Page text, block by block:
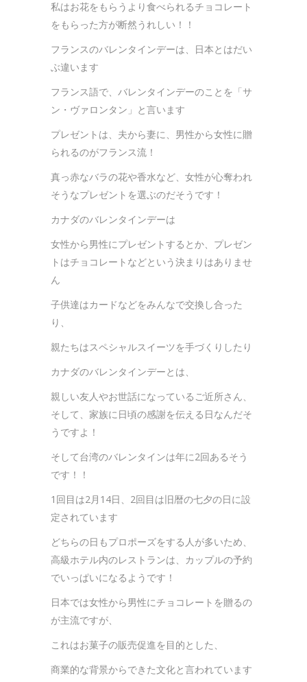
私はお花をもらうより食べられるチョコレート
をもらった方が断然うれしい！！
フランスのバレンタインデーは、日本とはだい
ぶ違います
フランス語で、バレンタインデーのことを「サ
ン・ヴァロンタン」と言います
プレゼントは、夫から妻に、男性から女性に贈
られるのがフランス流！
真っ赤なバラの花や香水など、女性が心奪われ
そうなプレゼントを選ぶのだそうです！
カナダのバレンタインデーは
女性から男性にプレゼントするとか、プレゼン
トはチョコレートなどという決まりはありませ
ん
子供達はカードなどをみんなで交換し合った
り、
親たちはスペシャルスイーツを手づくりしたり
カナダのバレンタインデーとは、
親しい友人やお世話になっているご近所さん、
そして、家族に日頃の感謝を伝える日なんだそ
うですよ！
そして台湾のバレンタインは年に2回あるそう
です！！
1回目は2月14日、2回目は旧暦の七夕の日に設
定されています
どちらの日もプロポーズをする人が多いため、
高級ホテル内のレストランは、カップルの予約
でいっぱいになるようです！
日本では女性から男性にチョコレートを贈るの
が主流ですが、
これはお菓子の販売促進を目的とした、
商業的な背景からできた文化と言われています